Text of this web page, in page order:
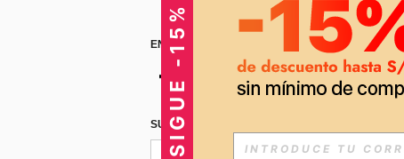
ENCUÉNTRANOS EN APP
SUSCRÍBETE PARA RECIBIR OFERTAS
CONSIGUE -15%